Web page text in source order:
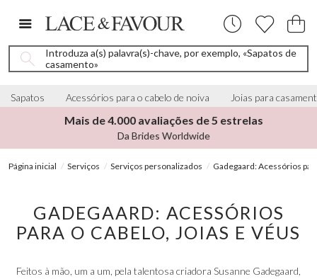
Introduza a(s) palavra(s)-chave, por exemplo, «Sapatos de
casamento»
Sapatos Acessórios para o cabelo de noiva Joias para
Mais de 4.000 avaliações de 5 estrelas
Da Brides Worldwide
Página inicial Serviços Serviços personalizados Gadegaard: Acessórios
GADEGAARD: ACESSÓRIOS
PARA O CABELO, JOIAS E VÉUS
Feitos à mão, um a um, pela talentosa criadora Susanne Gadegaard,